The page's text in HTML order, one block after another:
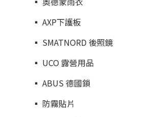
▪︎ AXP下護板
▪︎ SMATNORD 後照鏡
▪︎ UCO 露營用品
▪︎ ABUS 德國鎖
▪︎ 防霧貼片